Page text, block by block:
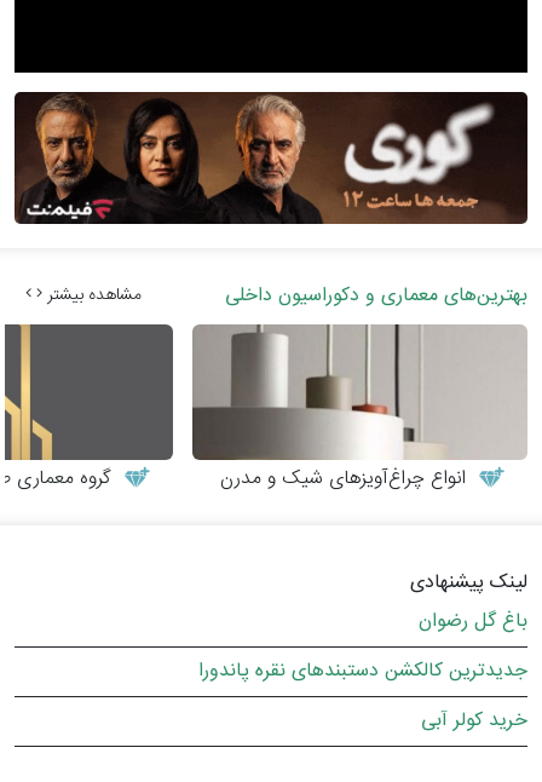
بهترین‌های معماری و دکوراسیون داخلی مشاهده بیشتر
انواع چراغ‌آویزهای شیک و مدرن گروه معماری
لینک پیشنهادی
باغ گل رضوان
جدیدترین کالکشن دستبندهای نقره پاندورا
خرید کولر آبی